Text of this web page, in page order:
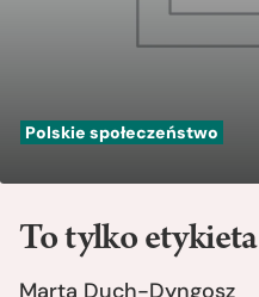
Polskie społeczeństwo
To tylko etykieta